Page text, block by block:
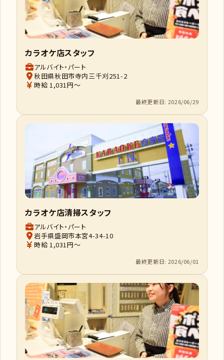
カラオケ店スタッフ
アルバイト・パート
秋田県秋田市寺内三千刈251-2
時給 1,031円～
最終更新日: 2026/06/29
カラオケ店清掃スタッフ
アルバイト・パート
岩手県盛岡市本宮4-34-10
時給 1,031円～
最終更新日: 2026/06/01